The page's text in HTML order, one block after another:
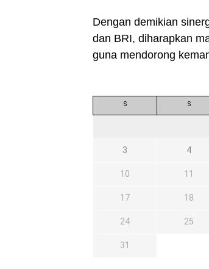
Dengan demikian
dan BRI, diharapkan
guna mendorong
S S
3 4
10 11
17 18
24 25
31